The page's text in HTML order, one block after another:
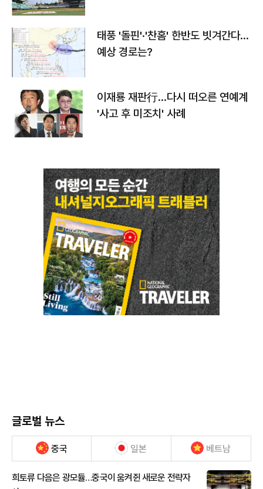
태풍 '돌핀'·'찬홈' 한반도 빗겨간다…
예상 경로는?
이재룡 재판行…다시 떠오른 연예계
'사고 후 미조치' 사례
글로벌 뉴스
중국 일본 베트남
희토류 다음은 광모듈…중국이 움켜쥔 새로운 전략자